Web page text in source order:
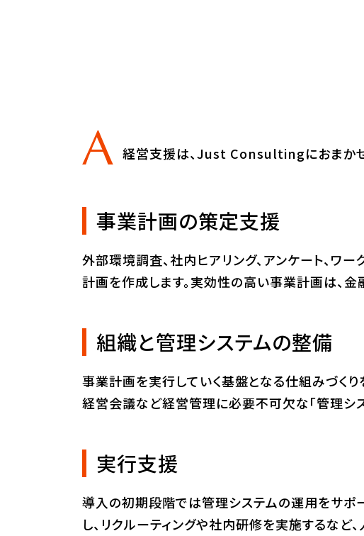
経営支援は、Just Consultingにおまかせ
事業計画の策定支援
外部環境調査、社内ヒアリング、アンケート、ワ
計画を作成します。実効性の高い事業計画は、
組織と管理システムの整備
事業計画を実行していく基盤となる仕組みづくり
経営会議など経営管理に必要不可欠な「管理シス
実行支援
導入の初期段階では管理システムの運用をサポ
し、リクルーティングや社内研修を実施するな